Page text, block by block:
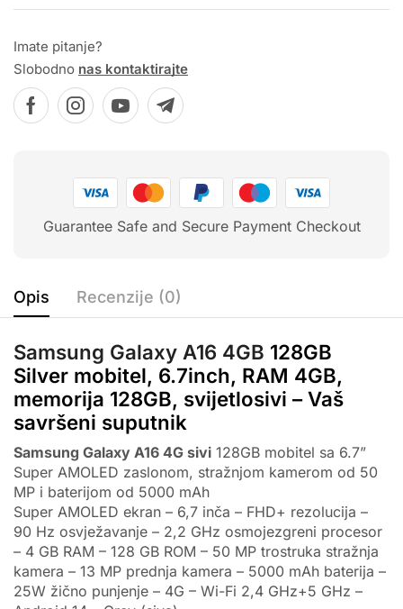
Imate pitanje?
Slobodno nas kontaktirajte
Guarantee Safe and Secure Payment Checkout
Opis Recenzije (0)
Samsung Galaxy A16 4GB 128GB
Silver mobitel, 6.7inch, RAM 4GB,
memorija 128GB, svijetlosivi – Vaš
savršeni suputnik
Samsung Galaxy A16 4G sivi 128GB mobitel sa 6.7”
Super AMOLED zaslonom, stražnjom kamerom od 50
MP i baterijom od 5000 mAh
Super AMOLED ekran – 6,7 inča – FHD+ rezolucija –
90 Hz osvježavanje – 2,2 GHz osmojezgreni procesor
– 4 GB RAM – 128 GB ROM – 50 MP trostruka stražnja
kamera – 13 MP prednja kamera – 5000 mAh baterija –
25W žično punjenje – 4G – Wi-Fi 2,4 GHz+5 GHz –